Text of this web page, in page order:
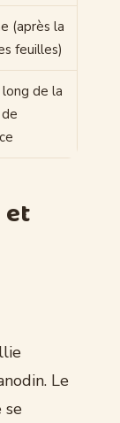
(après la
feuilles)
de la
et
Le
se